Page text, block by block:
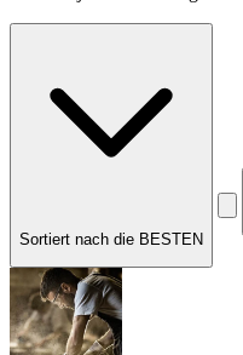
Sortiert nach die BESTEN